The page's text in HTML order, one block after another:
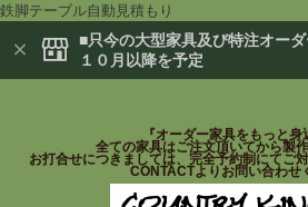
鉄脚テーブル自動見積もり
■只今の大型家具及び特注オー
１０月以降を予定
『オーダー家具をもっと身
全ての家具はご注文頂いてから製
お打合せにつきましては、完全予約制にてご
CONTACTよりお問い合わせ